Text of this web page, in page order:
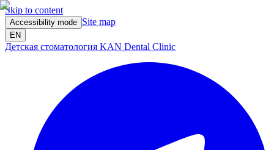
Skip to content
Accessibility mode Site map
EN
Детская стоматология KAN Dental Clinic